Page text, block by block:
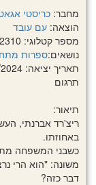
מחבר: כריסטי
הוצאה: עם עובד
מספר קטלוגי: 32-22310
נושאים:ספרות
תאריך יציאה: 11/2024
תרגום
תיאור:
ריצ'רד אברנתי,
באחוזתו.
כשבני המשפחה
משונה: "הוא הרי
דבר כזה?